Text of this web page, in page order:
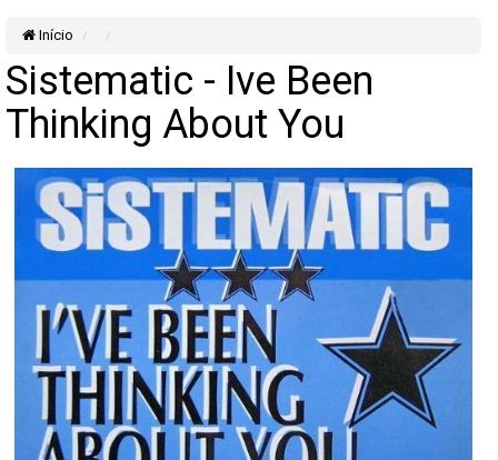
Início
Sistematic - Ive Been
Thinking About You